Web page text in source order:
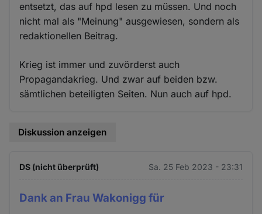
entsetzt, das auf hpd lesen zu müssen. Und noch
nicht mal als "Meinung" ausgewiesen, sondern als
redaktionellen Beitrag.
Krieg ist immer und zuvörderst auch
Propagandakrieg. Und zwar auf beiden bzw.
sämtlichen beteiligten Seiten. Nun auch auf hpd.
Diskussion anzeigen
DS (nicht überprüft) Sa. 25 Feb 2023 - 23:31
Dank an Frau Wakonigg für